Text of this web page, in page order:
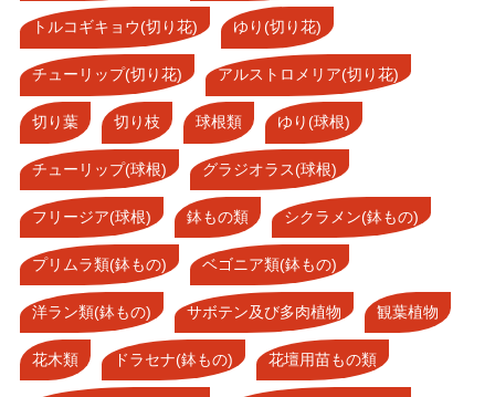
トルコギキョウ(切り花) ゆり(切り花)
チューリップ(切り花) アルストロメリア(切り花)
切り葉 切り枝 球根類 ゆり(球根)
チューリップ(球根) グラジオラス(球根)
フリージア(球根) 鉢もの類 シクラメン(鉢もの)
プリムラ類(鉢もの) ベゴニア類(鉢もの)
洋ラン類(鉢もの) サボテン及び多肉植物 観葉植物
花木類 ドラセナ(鉢もの) 花壇用苗もの類